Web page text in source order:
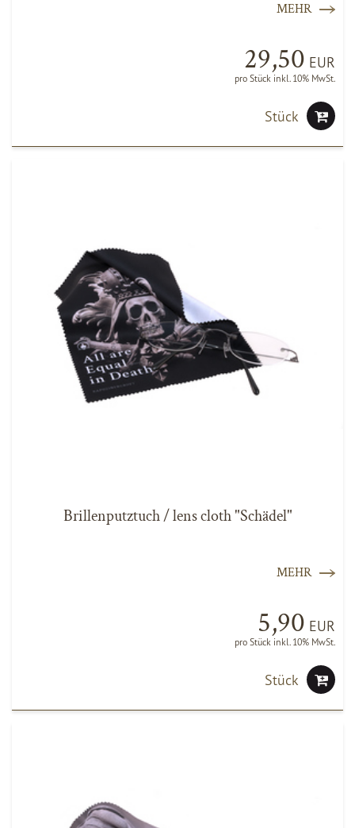
MEHR
29,50 EUR
pro Stück inkl. 10% MwSt.
Stück
Brillenputztuch / lens cloth "Schädel"
MEHR
5,90 EUR
pro Stück inkl. 10% MwSt.
Stück